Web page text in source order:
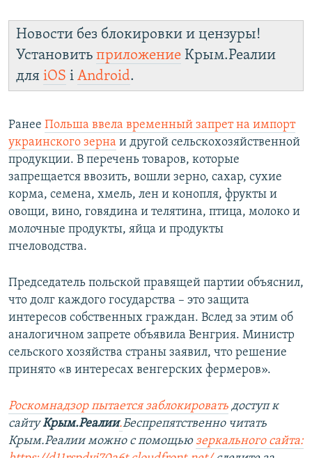
Новости без блокировки и цензуры!
Установить приложение Крым.Реалии
для iOS і Android.
Ранее Польша ввела временный запрет на импорт
украинского зерна и другой сельскохозяйственной
продукции. В перечень товаров, которые
запрещается ввозить, вошли зерно, сахар, сухие
корма, семена, хмель, лен и конопля, фрукты и
овощи, вино, говядина и телятина, птица, молоко и
молочные продукты, яйца и продукты
пчеловодства.
Председатель польской правящей партии объяснил,
что долг каждого государства – это защита
интересов собственных граждан. Вслед за этим об
аналогичном запрете объявила Венгрия. Министр
сельского хозяйства страны заявил, что решение
принято «в интересах венгерских фермеров».
Роскомнадзор пытается заблокировать доступ к
сайтуКрым.Реалии.Беспрепятственно читать
Крым.Реалии можно с помощью зеркального сайта: